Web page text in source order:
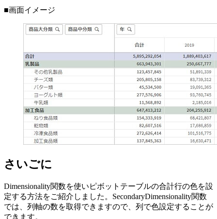
■画面イメージ
さいごに
Dimensionality関数を使いピボットテーブルの合計行の色を設
定する方法をご紹介しました。SecondaryDimensionality関数
では、列軸の数を取得できますので、列で色設定することが
できます。